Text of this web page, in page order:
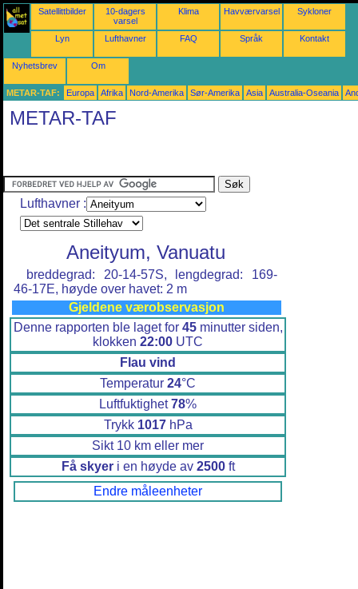
Satellittbilder
10-dagers
varsel
Klima Havværvarsel Sykloner
Lyn Lufthavner FAQ Språk Kontakt
Nyhetsbrev Om
METAR-TAF: Europa Afrika Nord-Amerika Sør-Amerika Asia Australia-Oseania
METAR-TAF
Lufthavner :
Aneityum, Vanuatu
breddegrad: 20-14-57S, lengdegrad: 169-
46-17E, høyde over havet: 2 m
Gjeldene værobservasjon
Denne rapporten ble laget for 45minutter siden,
klokken 22:00 UTC
Flau vind
Temperatur 24°C
Luftfuktighet78%
Trykk 1017hPa
Sikt 10 km eller mer
Få skyeri en høyde av 2500ft
Endre måleenheter